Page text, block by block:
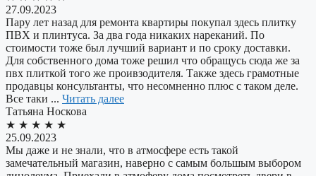
27.09.2023
Пару лет назад для ремонта квартиры покупал здесь плитку
ПВХ и плинтуса. За два года никаких нареканий. По
стоимости тоже был лучший вариант и по сроку доставки.
Для собственного дома тоже решил что обращусь сюда же за
пвх плиткой того же проивзодителя. Также здесь грамотные
продавцы консультанты, что несомненно плюс с таком деле.
Все таки ... Читать далее
Татьяна Носкова
★ ★ ★ ★ ★
25.09.2023
Мы даже и не знали, что в атмосфере есть такой
замечательный магазин, наверно с самым большым выбором